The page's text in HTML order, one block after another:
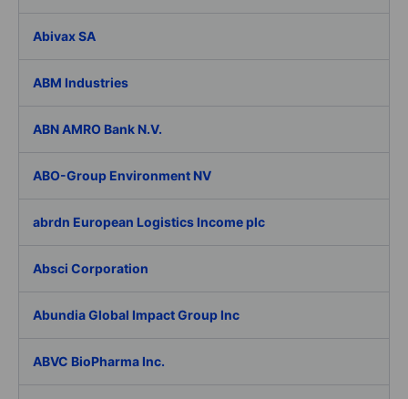
Abivax SA
ABM Industries
ABN AMRO Bank N.V.
ABO-Group Environment NV
abrdn European Logistics Income plc
Absci Corporation
Abundia Global Impact Group Inc
ABVC BioPharma Inc.